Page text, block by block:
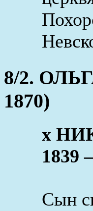
8/2.
1870)
x
1839
Сын